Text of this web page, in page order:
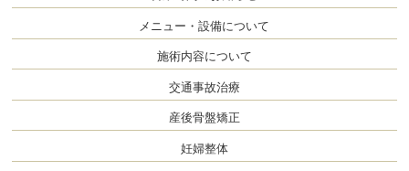
メニュー・設備について
施術内容について
交通事故治療
産後骨盤矯正
妊婦整体